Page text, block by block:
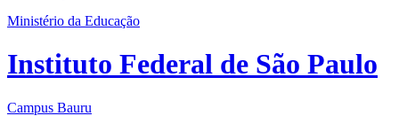
Ministério da Educação
Instituto Federal de São Paulo
Campus Bauru